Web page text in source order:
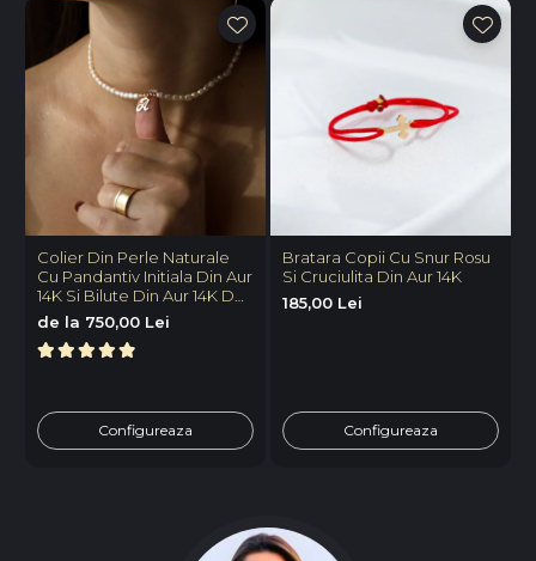
Colier Din Perle Naturale
Cu Pandantiv Initiala Din Aur
14K Si Bilute Din Aur 14K De
2.5mm
de la 750,00 Lei
Configureaza
Bratara Copii Cu Snur Rosu
Si Cruciulita Din Aur 14K
185,00 Lei
Configureaza